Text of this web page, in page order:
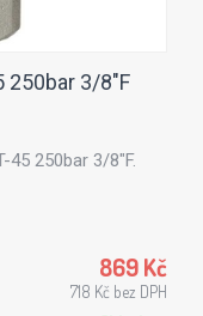
250bar 3/8"F
250bar 3/8"F.
869 Kč
718 Kč bez DPH